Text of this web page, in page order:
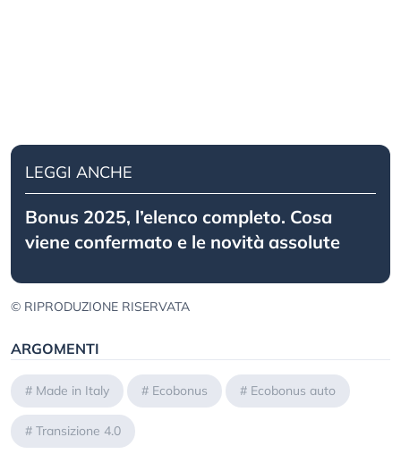
LEGGI ANCHE
Bonus 2025, l’elenco completo. Cosa
viene confermato e le novità assolute
© RIPRODUZIONE RISERVATA
ARGOMENTI
# Made in Italy # Ecobonus # Ecobonus auto
# Transizione 4.0